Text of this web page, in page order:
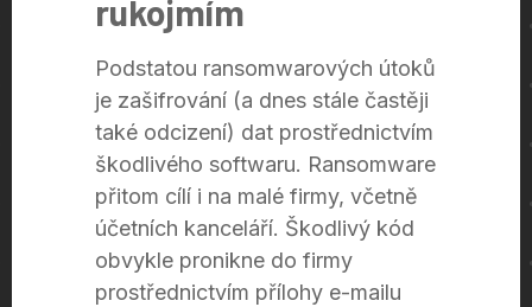
rukojmím
Podstatou ransomwarových útoků
je zašifrování (a dnes stále častěji
také odcizení) dat prostřednictvím
škodlivého softwaru. Ransomware
přitom cílí i na malé firmy, včetně
účetních kanceláří. Škodlivý kód
obvykle pronikne do firmy
prostřednictvím přílohy e-mailu